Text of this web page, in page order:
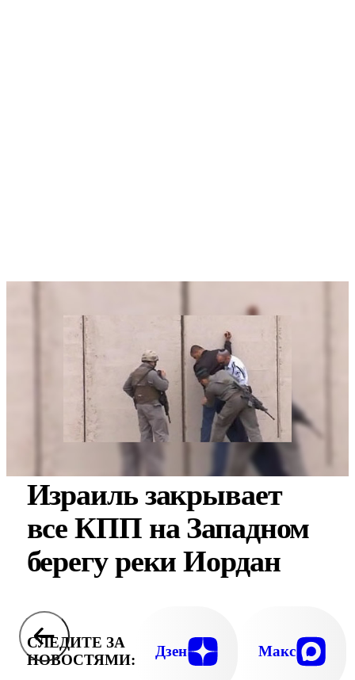
Израиль закрывает
все КПП на Западном
берегу реки Иордан
СЛЕДИТЕ ЗА
НОВОСТЯМИ:
Дзен Макс